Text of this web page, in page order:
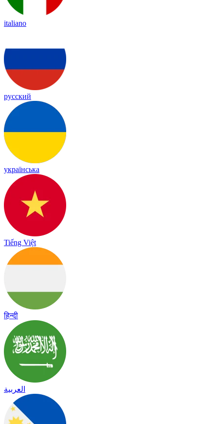
italiano
русский
українська
Tiếng Việt
हिन्दी
العربية